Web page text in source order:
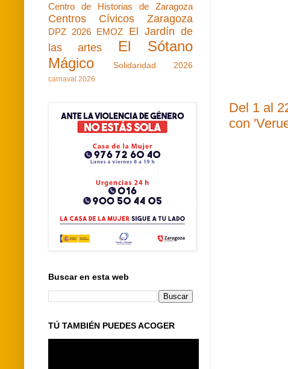
Del 1 al
con
Centro de Historias de Zaragoza
Centros Cívicos Zaragoza
DPZ 2026 EMOZ
El Jardín de
las artes
El Sótano
Mágico
Solidaridad 2026
carnaval 2026
Buscar en esta web
TÚ TAMBIÉN PUEDES ACOGER